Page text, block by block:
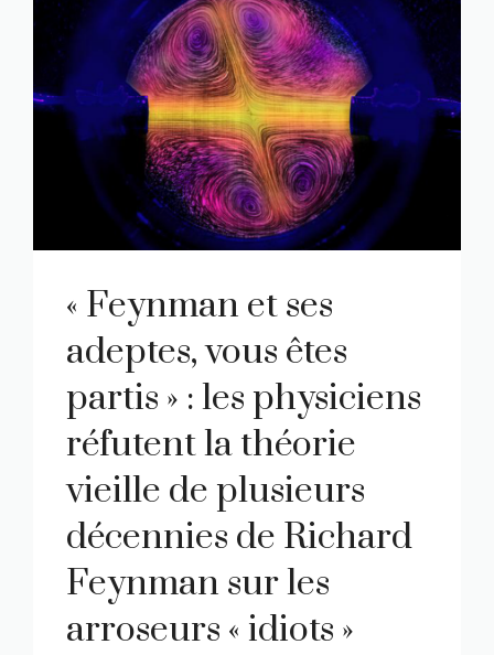
« Feynman et ses
adeptes, vous êtes
partis » : les physiciens
réfutent la théorie
vieille de plusieurs
décennies de Richard
Feynman sur les
arroseurs « idiots »